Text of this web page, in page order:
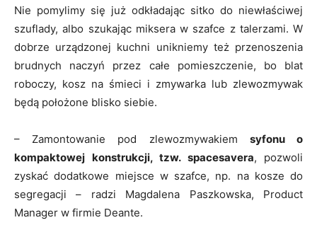
Nie pomylimy się już odkładając sitko do niewłaściwej
szuflady, albo szukając miksera w szafce z talerzami. W
dobrze urządzonej kuchni unikniemy też przenoszenia
brudnych naczyń przez całe pomieszczenie, bo blat
roboczy, kosz na śmieci i zmywarka lub zlewozmywak
będą położone blisko siebie.
– Zamontowanie pod zlewozmywakiem syfonu o
kompaktowej konstrukcji, tzw. spacesavera, pozwoli
zyskać dodatkowe miejsce w szafce, np. na kosze do
segregacji – radzi Magdalena Paszkowska, Product
Manager w firmie Deante.